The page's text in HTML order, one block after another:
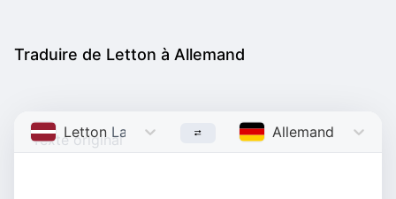
Traduire de Letton à Allemand
Letton Latvian Allemand German